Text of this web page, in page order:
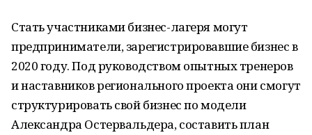
Стать участниками бизнес-лагеря могут
предприниматели, зарегистрировавшие бизнес в
2020 году. Под руководством опытных тренеров
и наставников регионального проекта они смогут
структурировать свой бизнес по модели
Александра Остервальдера, составить план